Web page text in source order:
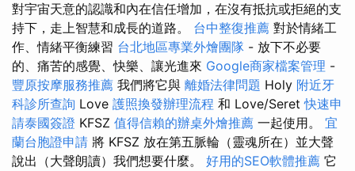
對宇宙天意的認識和內在信任增加，在沒有抵抗或拒絕的支
持下，走上智慧和成長的道路。 台中整復推薦 對於情緒工
作、情緒平衡練習 台北地區專業外燴團隊 - 放下不必要
的、痛苦的感覺、快樂、讓光進來 Google商家檔案管理 -
豐原按摩服務推薦 我們將它與 離婚法律問題 Holy 附近牙
科診所查詢 Love 護照換發辦理流程 和 Love/Seret快速申
請泰國簽證 KFSZ 值得信賴的辦桌外燴推薦 一起使用。 宜
蘭台胞證申請 將 KFSZ 放在第五脈輪（靈魂所在）並大聲
說出（大聲朗讀）我們想要什麼。 好用的SEO軟體推薦 它